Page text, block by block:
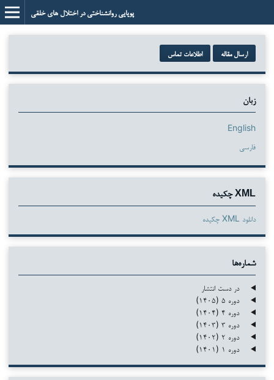
پویایی روانشناختی در اختلال های خلقی
ارسال مقاله اطلاعات تماس
زبان
English
فارسی
XML چکیده
دانلود XML چکیده
شماره‌ها
در دست انتشار
دوره ۵ (۱۴۰۵)
دوره ۴ (۱۴۰۴)
دوره ۳ (۱۴۰۳)
دوره ۲ (۱۴۰۲)
دوره ۱ (۱۴۰۱)